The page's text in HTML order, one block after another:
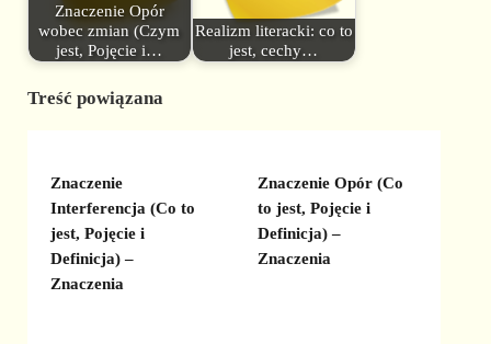
Znaczenie Opór
wobec zmian (Czym
jest, Pojęcie i…
Realizm literacki: co to
jest, cechy…
Treść powiązana
Znaczenie
Interferencja (Co to
jest, Pojęcie i
Definicja) –
Znaczenia
Znaczenie Opór (Co
to jest, Pojęcie i
Definicja) –
Znaczenia